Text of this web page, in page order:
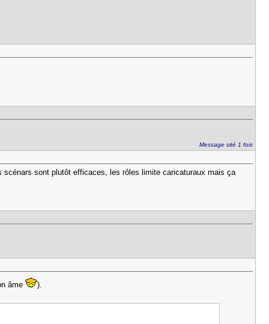
Message cité 1 fois
sont plutôt efficaces, les rôles limite caricaturaux mais ça
âme ).